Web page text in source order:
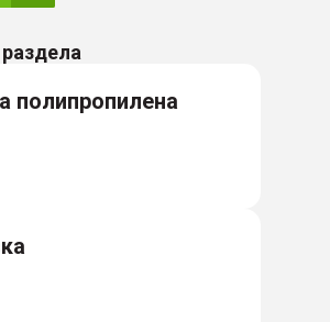
полипропилена